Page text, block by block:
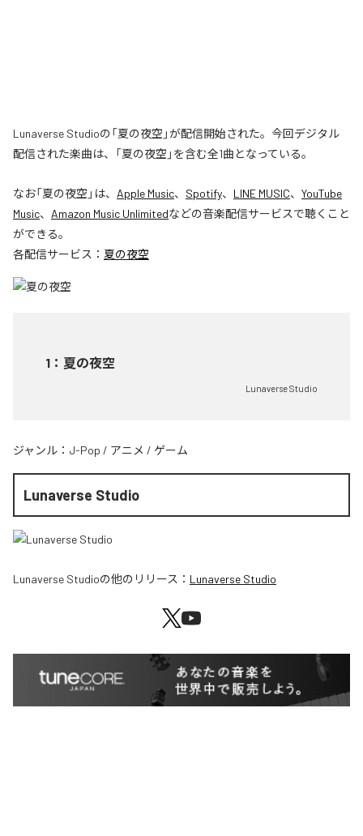
Lunaverse Studioの「夏の夜空」が配信開始された。今回デジタル
配信された楽曲は、「夏の夜空」を含む全1曲となっている。
なお「夏の夜空 」は、 Apple Music、 Spotify、 LINE MUSIC、 YouTube
Music、 Amazon Music Unlimitedなどの音楽配信サービスで聴くこと
ができる。
各配信サービス： 夏の夜空
1 ： 夏の夜空
Lunaverse Studio
ジャンル： J-Pop / アニメ / ゲーム
Lunaverse Studio
Lunaverse Studioの他のリリース： Lunaverse Studio